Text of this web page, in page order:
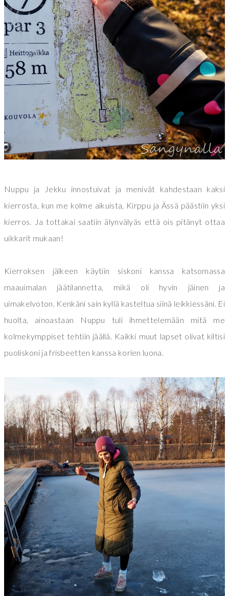
Nuppu ja Jekku innostuivat ja menivät kahdestaan kaksi
kierrosta, kun me kolme aikuista, Kirppu ja Ässä päästiin yksi
kierros. Ja tottakai saatiin älynvälyäs että ois pitänyt ottaa
uikkarit mukaan!
Kierroksen jälkeen käytiin siskoni kanssa katsomassa
maauimalan jäätilannetta, mikä oli hyvin jäinen ja
uimakelvoton. Kenkäni sain kyllä kasteltua siinä leikkiessäni. Ei
huolta, ainoastaan Nuppu tuli ihmettelemään mitä me
kolmekymppiset tehtiin jäällä. Kaikki muut lapset olivat kiltisi
puoliskoni ja frisbeetten kanssa korien luona.